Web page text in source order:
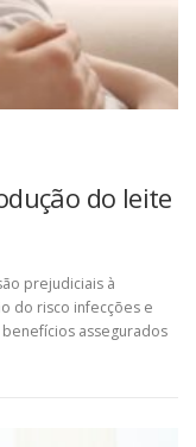
do leite
prejudiciais à
do risco infecções e
assegurados